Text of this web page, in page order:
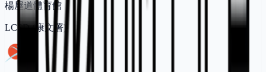
楊屋道體育館
LCSD (康文署)